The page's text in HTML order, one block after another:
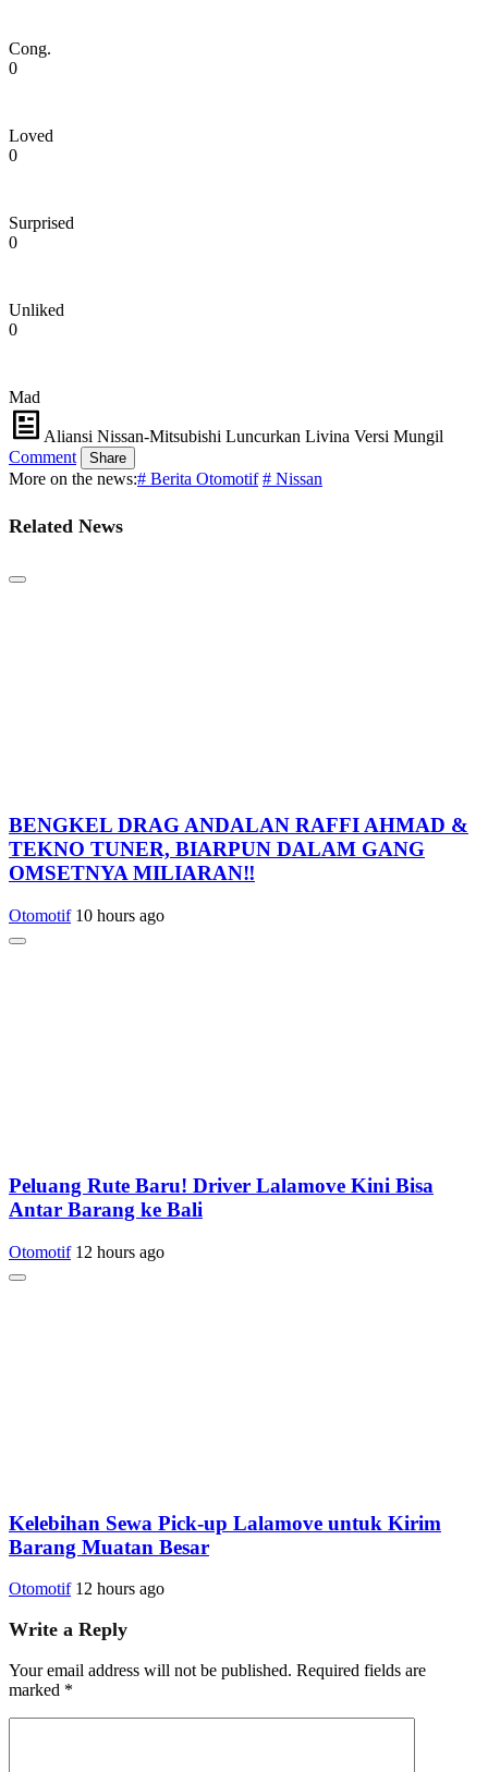
Cong.
0
Loved
0
Surprised
0
Unliked
0
Mad
Aliansi Nissan-Mitsubishi Luncurkan Livina Versi Mungil
Comment
Share
More on the news:# Berita Otomotif # Nissan
Related News
BENGKEL DRAG ANDALAN RAFFI AHMAD &
TEKNO TUNER, BIARPUN DALAM GANG
OMSETNYA MILIARAN‼️
Otomotif 10 hours ago
Peluang Rute Baru! Driver Lalamove Kini Bisa
Antar Barang ke Bali
Otomotif 12 hours ago
Kelebihan Sewa Pick-up Lalamove untuk Kirim
Barang Muatan Besar
Otomotif 12 hours ago
Write a Reply
Your email address will not be published. Required fields are
marked *